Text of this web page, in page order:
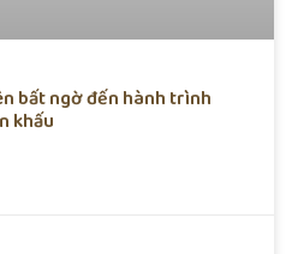
bất ngờ đến hành trình
khấu